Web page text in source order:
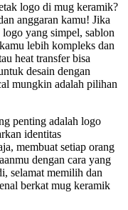
logo di mug keramik?
anggaran kamu! Jika
yang simpel, sablon
lebih kompleks dan
heat transfer bisa
desain dengan
mungkin adalah pilihan
penting adalah logo
identitas
membuat setiap orang
dengan cara yang
selamat memilih dan
berkat mug keramik